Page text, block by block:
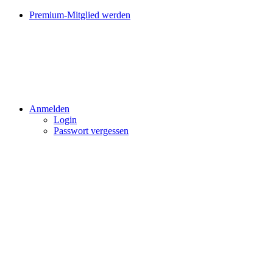
Premium-Mitglied werden
Anmelden
Login
Passwort vergessen